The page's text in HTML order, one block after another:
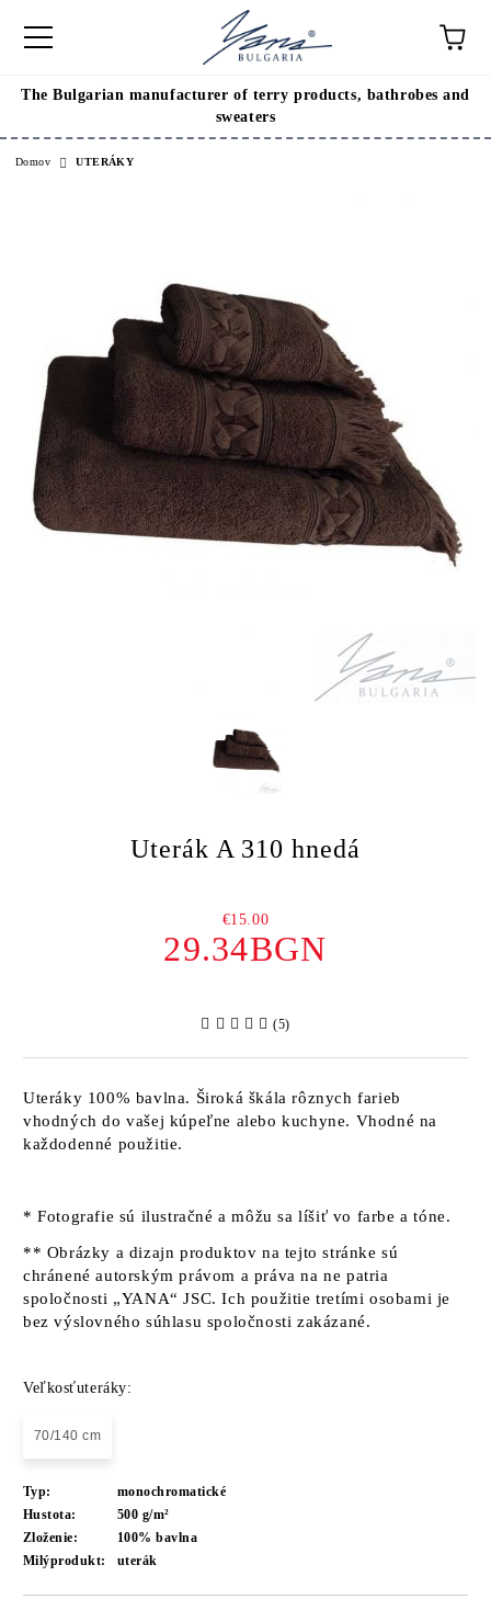
The Bulgarian manufacturer of terry products, bathrobes and
sweaters
Domov UTERÁKY
Uterák A 310 hnedá
€15.00
29.34BGN
(5)
Uteráky 100% bavlna. Široká škála rôznych farieb
vhodných do vašej kúpeľne alebo kuchyne. Vhodné na
každodenné použitie.
* Fotografie sú ilustračné a môžu sa líšiť vo farbe a tóne.
** Obrázky a dizajn produktov na tejto stránke sú
chránené autorským právom a práva na ne patria
spoločnosti „YANA“ JSC. Ich použitie tretími osobami je
bez výslovného súhlasu spoločnosti zakázané.
Veľkosťuteráky:
70/140 cm
Typ:
monochromatické
Hustota:
500 g/m²
Zloženie:
100% bavlna
Milýprodukt:
uterák